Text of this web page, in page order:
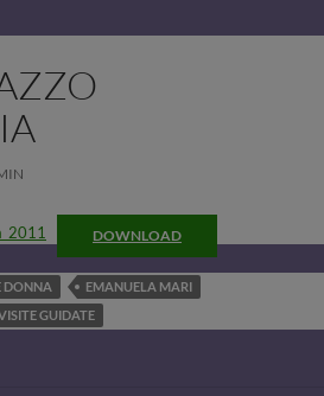
DOWNLOAD
DONNA
EMANUELA MARI
GUIDATE